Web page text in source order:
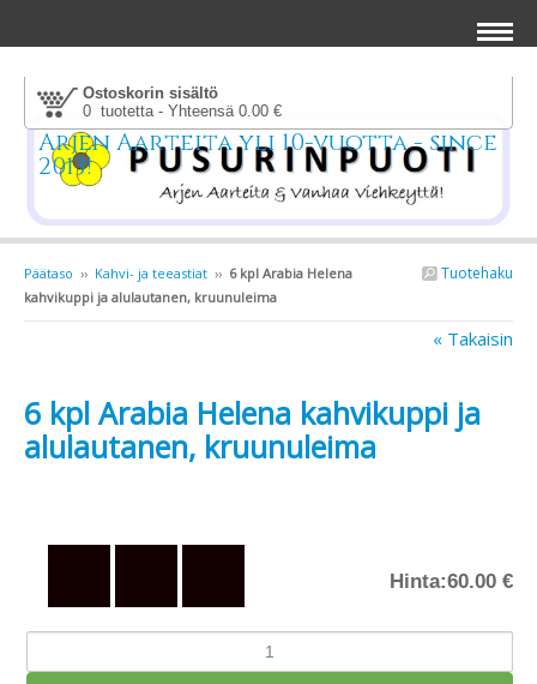
Ostoskorin sisältö
0 tuotetta - Yhteensä 0.00 €
Arjen Aarteita yli 10-vuotta - since
2013!
Tuotehaku
Päätaso ›› Kahvi- ja teeastiat ›› 6 kpl Arabia Helena
kahvikuppi ja alulautanen, kruunuleima
« Takaisin
6 kpl Arabia Helena kahvikuppi ja
alulautanen, kruunuleima
Hinta:60.00 €